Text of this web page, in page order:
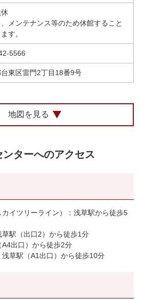
メンテナンス等のため休館すること
す。
5566
東区雷門2丁目18番9号
地図を見る
ターへのアクセス
カイツリーライン）：浅草駅から徒歩5
草駅（出口2）から徒歩1分
A4出口）から徒歩2分
浅草駅（A1出口）から徒歩10分